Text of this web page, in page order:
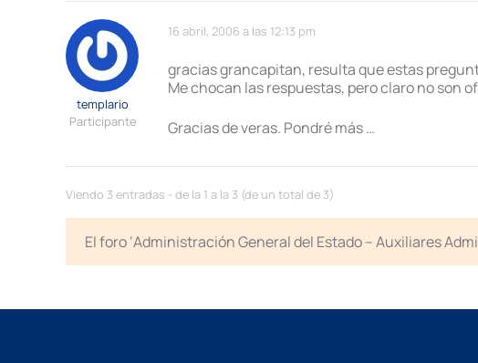
16 abril, 2006 a las 12:13 pm
templario
Participante
gracias grancapitan, resulta que estas
Me chocan las respuestas, pero claro no son
Gracias de veras. Pondré más …
Viendo 3 entradas - de la 1 a la 3 (de un total de 3)
El foro ‘Administración General del Estado – Auxiliares